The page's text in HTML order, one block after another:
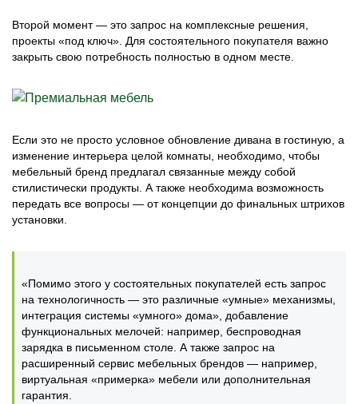
Второй момент — это запрос на комплексные решения,
проекты «под ключ». Для состоятельного покупателя важно
закрыть свою потребность полностью в одном месте.
Если это не просто условное обновление дивана в гостиную, а
изменение интерьера целой комнаты, необходимо, чтобы
мебельный бренд предлагал связанные между собой
стилистически продукты. А также необходима возможность
передать все вопросы — от концепции до финальных штрихов
установки.
«Помимо этого у состоятельных покупателей есть запрос
на технологичность — это различные «умные» механизмы,
интеграция системы «умного» дома», добавление
функциональных мелочей: например, беспроводная
зарядка в письменном столе. А также запрос на
расширенный сервис мебельных брендов — например,
виртуальная «примерка» мебели или дополнительная
гарантия.